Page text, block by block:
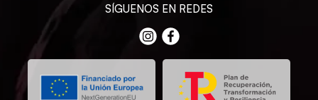
SÍGUENOS EN REDES